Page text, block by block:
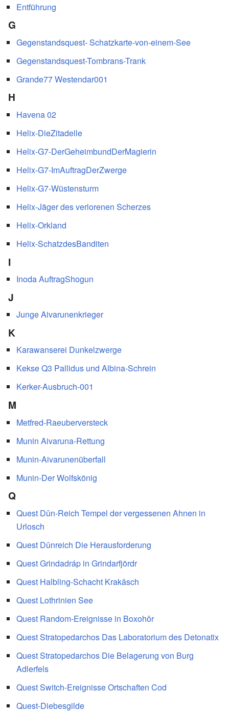
Entführung
G
Gegenstandsquest- Schatzkarte-von-einem-See
Gegenstandsquest-Tombrans-Trank
Grande77 Westendar001
H
Havena 02
Helix-DieZitadelle
Helix-G7-DerGeheimbundDerMagierin
Helix-G7-ImAuftragDerZwerge
Helix-G7-Wüstensturm
Helix-Jäger des verlorenen Scherzes
Helix-Orkland
Helix-SchatzdesBanditen
I
Inoda AuftragShogun
J
Junge Aivarunenkrieger
K
Karawanserei Dunkelzwerge
Kekse Q3 Pallidus und Albina-Schrein
Kerker-Ausbruch-001
M
Metfred-Raeuberversteck
Munin Aivaruna-Rettung
Munin-Aivarunenüberfall
Munin-Der Wolfskönig
Q
Quest Dûn-Reich Tempel der vergessenen Ahnen in
Urlosch
Quest Dûnreich Die Herausforderung
Quest Grindadráp in Grindarfjördr
Quest Halbling-Schacht Krakâsch
Quest Lothrinien See
Quest Random-Ereignisse in Boxohôr
Quest Stratopedarchos Das Laboratorium des Detonatix
Quest Stratopedarchos Die Belagerung von Burg
Adlerfels
Quest Switch-Ereignisse Ortschaften Cod
Quest-Diebesgilde